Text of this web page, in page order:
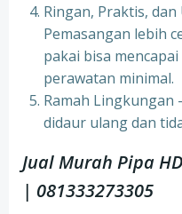
Ringan, Praktis,
Pemasangan lebih
pakai bisa
perawatan minimal.
Ramah Lingkungan
didaur ulang dan
Jual Murah Pipa
| 081333273305